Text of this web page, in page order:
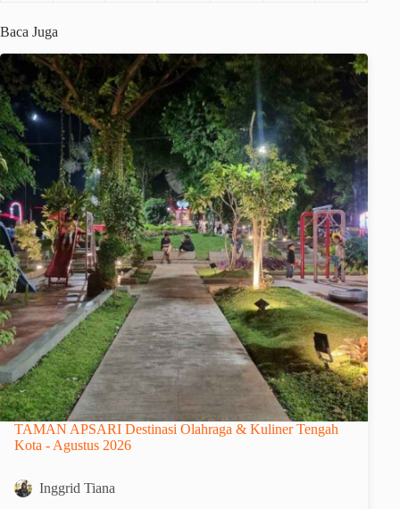
Baca Juga
TAMAN APSARI Destinasi Olahraga & Kuliner Tengah
Kota - Agustus 2026
Inggrid Tiana